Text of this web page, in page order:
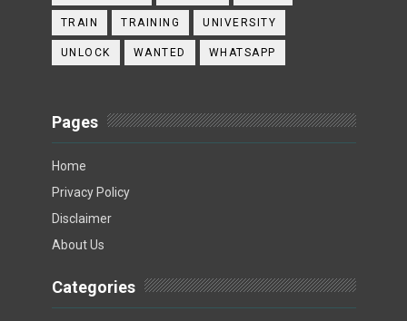
TRAIN TRAINING UNIVERSITY
UNLOCK WANTED WHATSAPP
Pages
Home
Privacy Policy
Disclaimer
About Us
Categories